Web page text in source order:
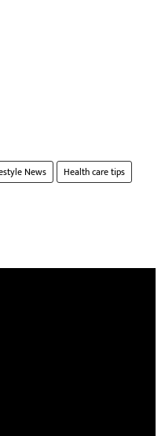
News
Health care tips